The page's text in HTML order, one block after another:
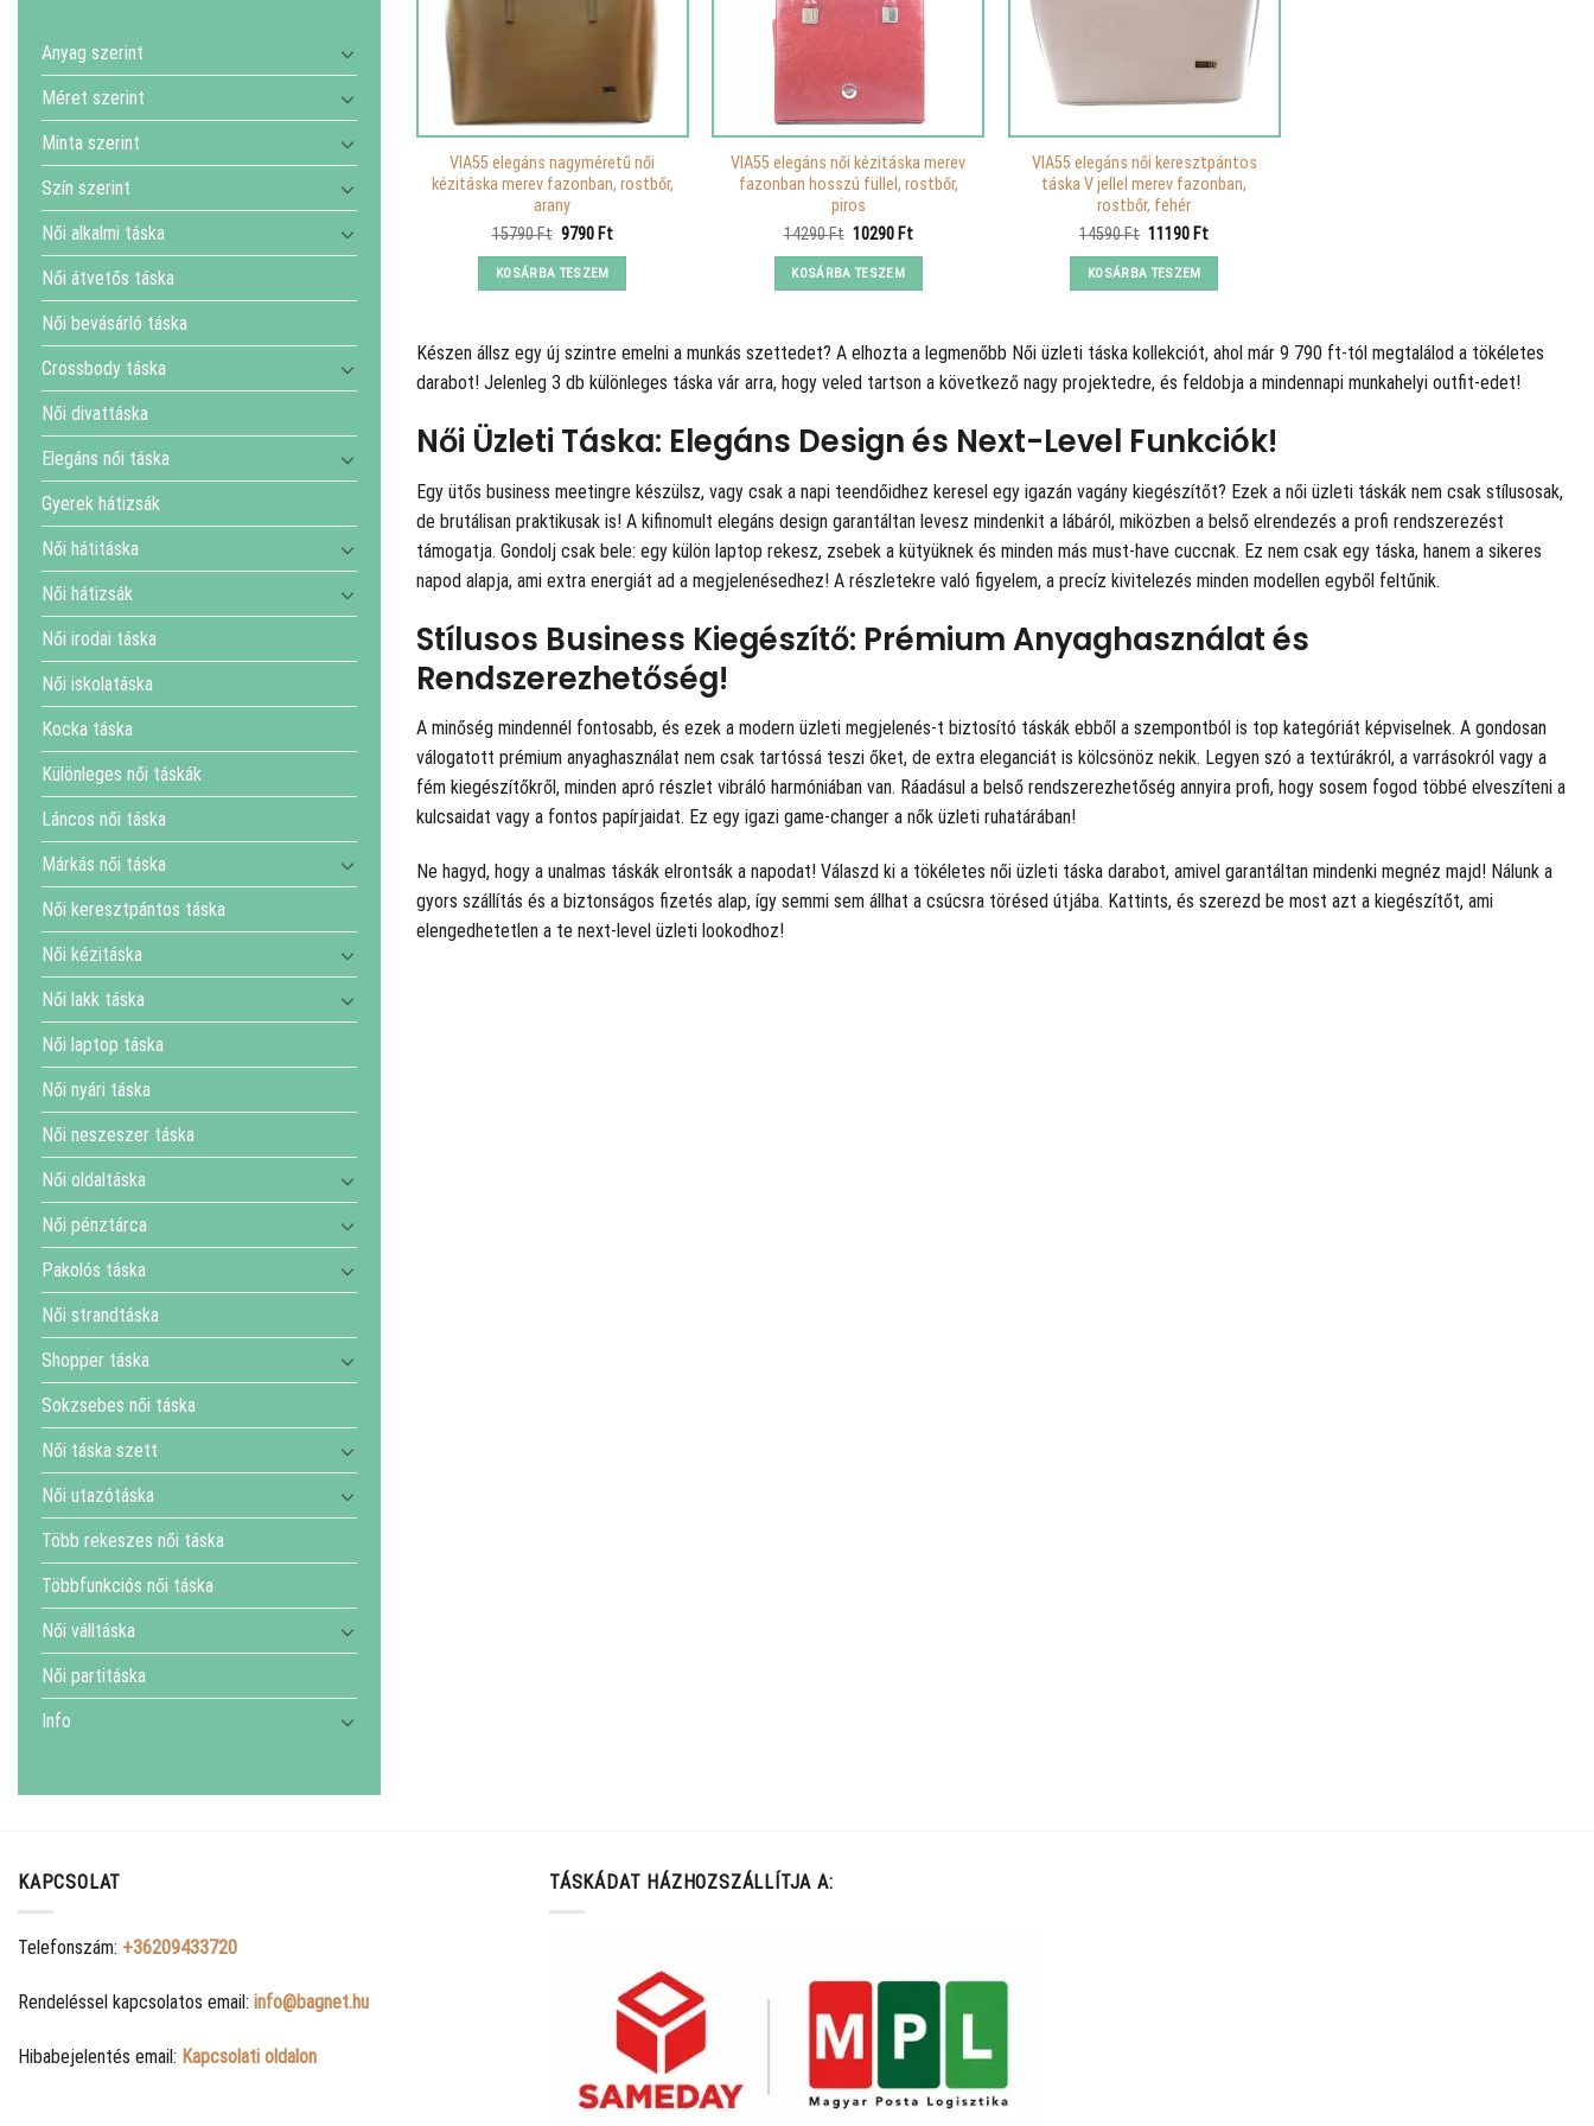
Anyag szerint
Méret szerint
Minta szerint
Szín szerint
Női alkalmi táska
Női átvetős táska
Női bevásárló táska
Crossbody táska
Női divattáska
Elegáns női táska
Gyerek hátizsák
Női hátitáska
Női hátizsák
Női irodai táska
Női iskolatáska
Kocka táska
Különleges női táskák
Láncos női táska
Márkás női táska
Női keresztpántos táska
Női kézitáska
Női lakk táska
Női laptop táska
Női nyári táska
Női neszeszer táska
Női oldaltáska
Női pénztárca
Pakolós táska
Női strandtáska
Shopper táska
Sokzsebes női táska
Női táska szett
Női utazótáska
Több rekeszes női táska
Többfunkciós női táska
Női válltáska
Női partitáska
Info
VIA55 elegáns nagyméretű női
kézitáska merev fazonban, rostbőr,
arany
15790Ft Original
was:
15790 Ft.
9790 FtCurrent
KOSÁRBA TESZEM
VIA55 elegáns női kézitáska merev
fazonban hosszú füllel, rostbőr,
piros
14290Ft Original
was:
14290 Ft.
10290 FtCurrent
KOSÁRBA TESZEM
VIA55 elegáns női keresztpántos
táska V jellel merev fazonban,
rostbőr, fehér
14590Ft Original
was:
14590 Ft.
11190 FtCurrent
KOSÁRBA TESZEM
Készen állsz egy új szintre emelni a munkás szettedet? A elhozta a legmenőbb Női üzleti táska kollekciót, ahol már 9 790 ft-tól megtalálod a tökéletes
darabot! Jelenleg 3 db különleges táska vár arra, hogy veled tartson a következő nagy projektedre, és feldobja a mindennapi munkahelyi outfit-edet!
Női Üzleti Táska: Elegáns Design és Next-Level Funkciók!
Egy ütős business meetingre készülsz, vagy csak a napi teendőidhez keresel egy igazán vagány kiegészítőt? Ezek a női üzleti táskák nem csak stílusosak,
de brutálisan praktikusak is! A kifinomult elegáns design garantáltan levesz mindenkit a lábáról, miközben a belső elrendezés a profi rendszerezést
támogatja. Gondolj csak bele: egy külön laptop rekesz, zsebek a kütyüknek és minden más must-have cuccnak. Ez nem csak egy táska, hanem a sikeres
napod alapja, ami extra energiát ad a megjelenésedhez! A részletekre való figyelem, a precíz kivitelezés minden modellen egyből feltűnik.
Stílusos Business Kiegészítő: Prémium Anyaghasználat és
Rendszerezhetőség!
A minőség mindennél fontosabb, és ezek a modern üzleti megjelenés-t biztosító táskák ebből a szempontból is top kategóriát képviselnek. A gondosan
válogatott prémium anyaghasználat nem csak tartóssá teszi őket, de extra eleganciát is kölcsönöz nekik. Legyen szó a textúrákról, a varrásokról vagy a
fém kiegészítőkről, minden apró részlet vibráló harmóniában van. Ráadásul a belső rendszerezhetőség annyira profi, hogy sosem fogod többé elveszíteni a
kulcsaidat vagy a fontos papírjaidat. Ez egy igazi game-changer a nők üzleti ruhatárában!
Ne hagyd, hogy a unalmas táskák elrontsák a napodat! Válaszd ki a tökéletes női üzleti táska darabot, amivel garantáltan mindenki megnéz majd! Nálunk a
gyors szállítás és a biztonságos fizetés alap, így semmi sem állhat a csúcsra törésed útjába. Kattints, és szerezd be most azt a kiegészítőt, ami
elengedhetetlen a te next-level üzleti lookodhoz!
KAPCSOLAT
Telefonszám: +36209433720
Rendeléssel kapcsolatos email: info@bagnet.hu
Hibabejelentés email: Kapcsolati oldalon
TÁSKÁDAT HÁZHOZSZÁLLÍTJA A: